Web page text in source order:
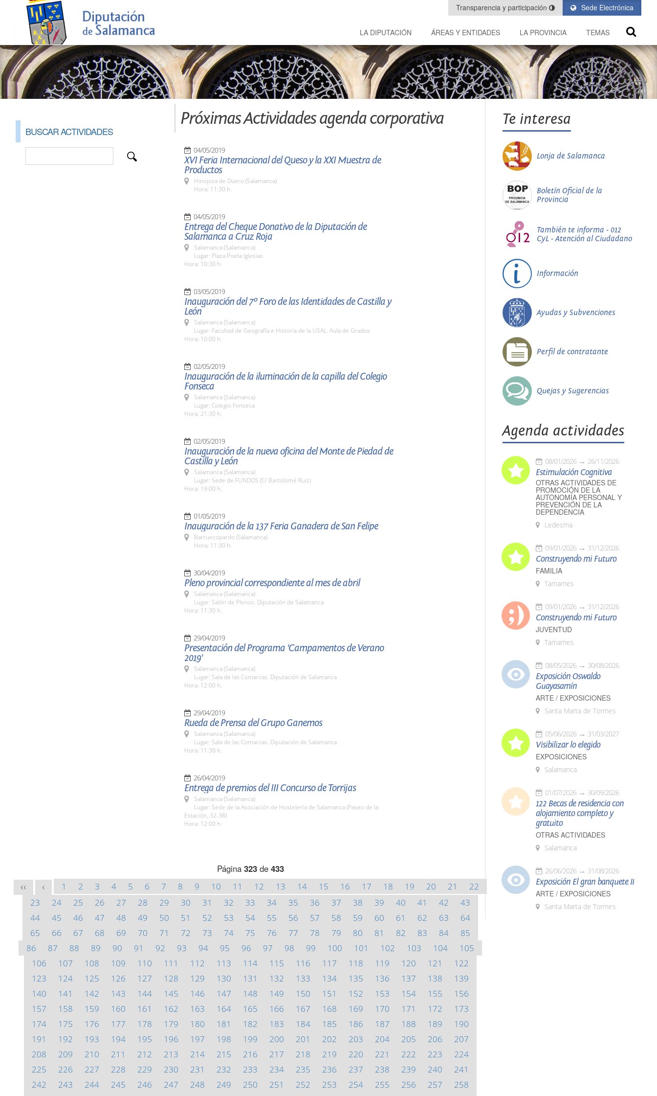
Sede Electrónica
Transparencia y participación
LA DIPUTACIÓN ÁREAS Y ENTIDADES LA PROVINCIA TEMAS
BUSCAR ACTIVIDADES
Próximas Actividades agenda corporativa
04/05/2019
XVI Feria Internacional del Queso y la XXI Muestra de
Productos
Hinojosa de Duero (Salamanca)
Hora: 11:30 h.
04/05/2019
Entrega del Cheque Donativo de la Diputación de
Salamanca a Cruz Roja
Salamanca (Salamanca)
Lugar: Plaza Poeta Iglesias
Hora: 10:30 h.
03/05/2019
Inauguración del 7º Foro de las Identidades de Castilla y
León
Salamanca (Salamanca)
Lugar: Facultad de Geografía e Historia de la USAL. Aula de Grados
Hora: 10:00 h.
02/05/2019
Inauguración de la iluminación de la capilla del Colegio
Fonseca
Salamanca (Salamanca)
Lugar: Colegio Fonseca
Hora: 21:30 h.
02/05/2019
Inauguración de la nueva oficina del Monte de Piedad de
Castilla y León
Salamanca (Salamanca)
Lugar: Sede de FUNDOS (C/ Bartolomé Ruiz)
Hora: 19:00 h.
01/05/2019
Inauguración de la 137 Feria Ganadera de San Felipe
Barruecopardo (Salamanca)
Hora: 11:30 h.
30/04/2019
Pleno provincial correspondiente al mes de abril
Salamanca (Salamanca)
Lugar: Salón de Plenos. Diputación de Salamanca
Hora: 11:30 h.
29/04/2019
Presentación del Programa 'Campamentos de Verano
2019'
Salamanca (Salamanca)
Lugar: Sala de las Comarcas. Diputación de Salamanca
Hora: 12:00 h.
29/04/2019
Rueda de Prensa del Grupo Ganemos
Salamanca (Salamanca)
Lugar: Sala de las Comarcas. Diputación de Salamanca
Hora: 11:30 h.
26/04/2019
Entrega de premios del III Concurso de Torrijas
Salamanca (Salamanca)
Lugar: Sede de la Asociación de Hostelería de Salamanca (Paseo de la
Estación, 32-38)
Hora: 12:00 h.
Página 323de 433
<< < 1 2 3 4 5 6 7 8 9 10 11 12 13 14 15 16 17 18 19 20 21
22
23
24 25 26 27 28 29 30 31 32 33 34 35 36 37 38 39 40 41 42
43
44
45 46 47 48 49 50 51 52 53 54 55 56 57 58 59 60 61 62 63
64
65
66 67 68 69 70 71 72 73 74 75 76 77 78 79 80 81 82 83 84
85
86
87 88 89 90 91 92 93 94 95 96 97 98 99 100 101 102 103 104
105
106
107 108 109 110 111 112 113 114 115 116 117 118 119 120 121
122
123
124 125 126 127 128 129 130 131 132 133 134 135 136 137 138
139
140
141 142 143 144 145 146 147 148 149 150 151 152 153 154 155
156
157
158 159 160 161 162 163 164 165 166 167 168 169 170 171 172
173
174
175 176 177 178 179 180 181 182 183 184 185 186 187 188 189
190
191
192 193 194 195 196 197 198 199 200 201 202 203 204 205 206
207
208
209 210 211 212 213 214 215 216 217 218 219 220 221 222 223
224
225
226 227 228 229 230 231 232 233 234 235 236 237 238 239 240
241
242
243 244 245 246 247 248 249 250 251 252 253 254 255 256 257
258
Te interesa
Lonja de Salamanca
Boletín Oficial de la
Provincia
También te informa - 012
CyL - Atención al Ciudadano
Información
Ayudas y Subvenciones
Perfil de contratante
Quejas y Sugerencias
Agenda actividades
08/01/2026 26/11/2026
Estimulación Cognitiva
OTRAS ACTIVIDADES DE
PROMOCIÓN DE LA
AUTONOMÍA PERSONAL Y
PREVENCIÓN DE LA
DEPENDENCIA
Ledesma
09/01/2026 31/12/2026
Construyendo mi Futuro
FAMILIA
Tamames
09/01/2026 31/12/2026
Construyendo mi Futuro
JUVENTUD
Tamames
08/05/2026 30/08/2026
Exposición Oswaldo
Guayasamín
ARTE / EXPOSICIONES
Santa Marta de Tormes
05/06/2026 31/03/2027
Visibilizar lo elegido
EXPOSICIONES
Salamanca
01/07/2026 30/09/2026
122 Becas de residencia con
alojamiento completo y
gratuito
OTRAS ACTIVIDADES
Salamanca
26/06/2026 31/08/2026
Exposición El gran banquete II
ARTE / EXPOSICIONES
Santa Marta de Tormes